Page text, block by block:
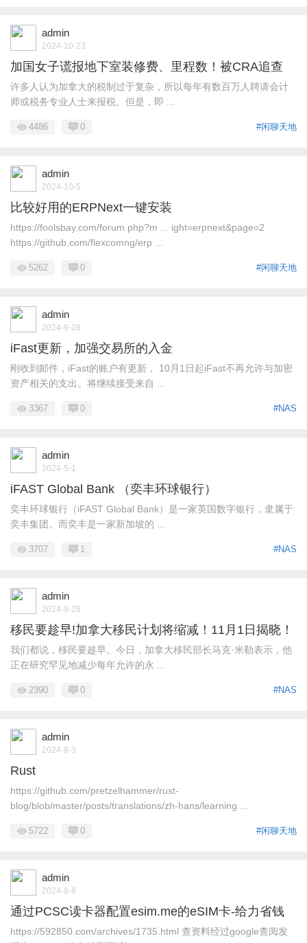
admin
2024-10-23
加国女子谎报地下室装修费、里程数！被CRA追查
许多人认为加拿大的税制过于复杂，所以每年有数百万人聘请会计
师或税务专业人士来报税。但是，即 ...
#闲聊天地
4486 0
admin
2024-10-5
比较好用的ERPNext一键安装
https://foolsbay.com/forum.php?m ... ight=erpnext&page=2
https://github.com/flexcomng/erp ...
#闲聊天地
5262 0
admin
2024-9-28
iFast更新，加强交易所的入金
刚收到邮件，iFast的账户有更新， 10月1日起iFast不再允许与加密
资产相关的支出。将继续接受来自 ...
#NAS
3367 0
admin
2024-5-1
iFAST Global Bank （奕丰环球银行）
奕丰环球银行（iFAST Global Bank）是一家英国数字银行，隶属于
奕丰集团。而奕丰是一家新加坡的 ...
#NAS
3707 1
admin
2024-9-28
移民要趁早!加拿大移民计划将缩减！11月1日揭晓！
我们都说，移民要趁早。今日，加拿大移民部长马克·米勒表示，他
正在研究罕见地减少每年允许的永 ...
#NAS
2390 0
admin
2024-9-3
Rust
https://github.com/pretzelhammer/rust-
blog/blob/master/posts/translations/zh-hans/learning ...
#闲聊天地
5722 0
admin
2024-8-8
通过PCSC读卡器配置esim.me的eSIM卡-给力省钱
https://592850.com/archives/1735.html 查资料经过google查阅发